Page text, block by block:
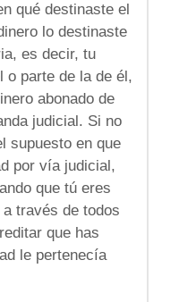
qué destinaste el
lo destinaste
es decir, tu
o parte de la de él,
abonado de
judicial. Si no
supuesto en que
por vía judicial,
que tú eres
través de todos
que has
le pertenecía